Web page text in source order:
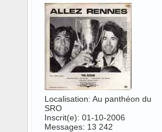
Localisation: Au panthéon du
SRO
Inscrit(e): 01-10-2006
Messages: 13 242